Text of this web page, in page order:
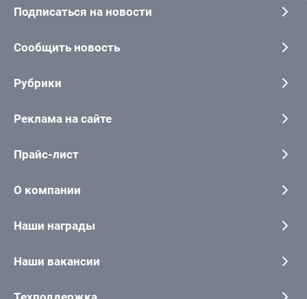
Подписаться на новости
Сообщить новость
Рубрики
Реклама на сайте
Прайс-лист
О компании
Наши награды
Наши вакансии